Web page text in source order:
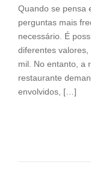
Quando se pensa
perguntas mais
necessário. É
diferentes
mil. No entanto, a
restaurante
envolvidos, […]